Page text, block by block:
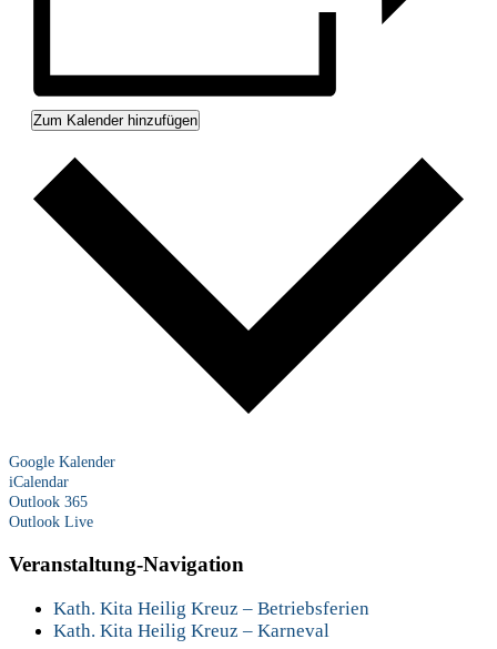
Zum Kalender hinzufügen
Google Kalender
iCalendar
Outlook 365
Outlook Live
Veranstaltung-Navigation
Kath. Kita Heilig Kreuz – Betriebsferien
Kath. Kita Heilig Kreuz – Karneval